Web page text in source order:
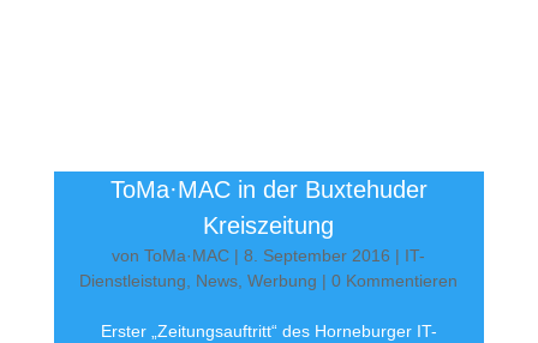
ToMa·MAC in der Buxtehuder
Kreiszeitung
vonToMa·MAC |8. September 2016 | IT-
Dienstleistung, News,Werbung | 0 Kommentieren
Erster „Zeitungsauftritt“ des Horneburger IT-